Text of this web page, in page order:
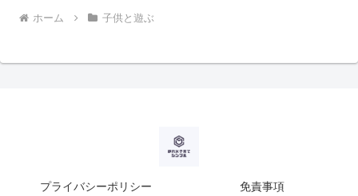
ホーム 子供と遊ぶ
プライバシーポリシー 免責事項